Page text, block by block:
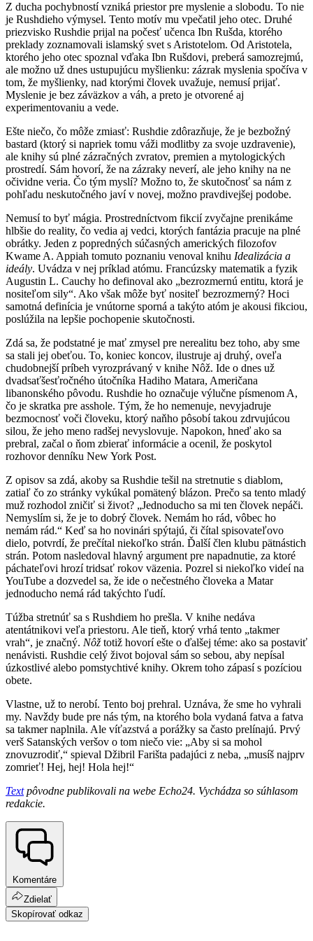
Z ducha pochybností vzniká priestor pre myslenie a slobodu. To nie
je Rushdieho výmysel. Tento motív mu vpečatil jeho otec. Druhé
priezvisko Rushdie prijal na počesť učenca Ibn Rušda, ktorého
preklady zoznamovali islamský svet s Aristotelom. Od Aristotela,
ktorého jeho otec spoznal vďaka Ibn Rušdovi, preberá samozrejmú,
ale možno už dnes ustupujúcu myšlienku: zázrak myslenia spočíva v
tom, že myšlienky, nad ktorými človek uvažuje, nemusí prijať.
Myslenie je bez záväzkov a váh, a preto je otvorené aj
experimentovaniu a vede.
Ešte niečo, čo môže zmiasť: Rushdie zdôrazňuje, že je bezbožný
bastard (ktorý si napriek tomu váži modlitby za svoje uzdravenie),
ale knihy sú plné zázračných zvratov, premien a mytologických
prostredí. Sám hovorí, že na zázraky neverí, ale jeho knihy na ne
očividne veria. Čo tým myslí? Možno to, že skutočnosť sa nám z
pohľadu neskutočného javí v novej, možno pravdivejšej podobe.
Nemusí to byť mágia. Prostredníctvom fikcií zvyčajne prenikáme
hlbšie do reality, čo vedia aj vedci, ktorých fantázia pracuje na plné
obrátky. Jeden z popredných súčasných amerických filozofov
Kwame A. Appiah tomuto poznaniu venoval knihu Idealizácia a
ideály. Uvádza v nej príklad atómu. Francúzsky matematik a fyzik
Augustin L. Cauchy ho definoval ako „bezrozmernú entitu, ktorá je
nositeľom sily“. Ako však môže byť nositeľ bezrozmerný? Hoci
samotná definícia je vnútorne sporná a takýto atóm je akousi fikciou,
poslúžila na lepšie pochopenie skutočnosti.
Zdá sa, že podstatné je mať zmysel pre nerealitu bez toho, aby sme
sa stali jej obeťou. To, koniec koncov, ilustruje aj druhý, oveľa
chudobnejší príbeh vyrozprávaný v knihe Nôž. Ide o dnes už
dvadsaťšesťročného útočníka Hadiho Matara, Američana
libanonského pôvodu. Rushdie ho označuje výlučne písmenom A,
čo je skratka pre asshole. Tým, že ho nemenuje, nevyjadruje
bezmocnosť voči človeku, ktorý naňho pôsobí takou zdrvujúcou
silou, že jeho meno radšej nevyslovuje. Napokon, hneď ako sa
prebral, začal o ňom zbierať informácie a ocenil, že poskytol
rozhovor denníku New York Post.
Z opisov sa zdá, akoby sa Rushdie tešil na stretnutie s diablom,
zatiaľ čo zo stránky vykúkal pomätený blázon. Prečo sa tento mladý
muž rozhodol zničiť si život? „Jednoducho sa mi ten človek nepáči.
Nemyslím si, že je to dobrý človek. Nemám ho rád, vôbec ho
nemám rád.“ Keď sa ho novinári spýtajú, či čítal spisovateľovo
dielo, potvrdí, že prečítal niekoľko strán. Ďalší člen klubu pätnástich
strán. Potom nasledoval hlavný argument pre napadnutie, za ktoré
páchateľovi hrozí tridsať rokov väzenia. Pozrel si niekoľko videí na
YouTube a dozvedel sa, že ide o nečestného človeka a Matar
jednoducho nemá rád takýchto ľudí.
Túžba stretnúť sa s Rushdiem ho prešla. V knihe nedáva
atentátnikovi veľa priestoru. Ale tieň, ktorý vrhá tento „takmer
vrah“, je značný. Nôžtotiž hovorí ešte o ďalšej téme: ako sa postaviť
nenávisti. Rushdie celý život bojoval sám so sebou, aby nepísal
úzkostlivé alebo pomstychtivé knihy. Okrem toho zápasí s pozíciou
obete.
Vlastne, už to nerobí. Tento boj prehral. Uznáva, že sme ho vyhrali
my. Navždy bude pre nás tým, na ktorého bola vydaná fatva a fatva
sa takmer naplnila. Ale víťazstvá a porážky sa často prelínajú. Prvý
verš Satanských veršov o tom niečo vie: „Aby si sa mohol
znovuzrodiť,“ spieval Džibril Farišta padajúci z neba, „musíš najprv
zomrieť! Hej, hej! Hola hej!“
Textpôvodne publikovali na webe Echo24. Vychádza so súhlasom
redakcie.
Komentáre
Zdielať
Skopírovať odkaz